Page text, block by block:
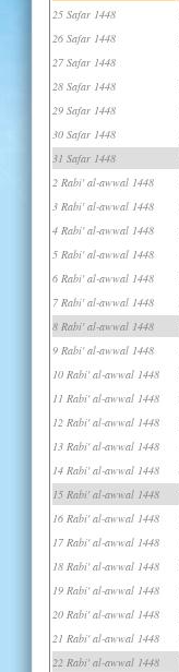
25 Safar 1448
26 Safar 1448
27 Safar 1448
28 Safar 1448
29 Safar 1448
30 Safar 1448
31 Safar 1448
2 Rabi' al-awwal 1448
3 Rabi' al-awwal 1448
4 Rabi' al-awwal 1448
5 Rabi' al-awwal 1448
6 Rabi' al-awwal 1448
7 Rabi' al-awwal 1448
8 Rabi' al-awwal 1448
9 Rabi' al-awwal 1448
10 Rabi' al-awwal 1448
11 Rabi' al-awwal 1448
12 Rabi' al-awwal 1448
13 Rabi' al-awwal 1448
14 Rabi' al-awwal 1448
15 Rabi' al-awwal 1448
16 Rabi' al-awwal 1448
17 Rabi' al-awwal 1448
18 Rabi' al-awwal 1448
19 Rabi' al-awwal 1448
20 Rabi' al-awwal 1448
21 Rabi' al-awwal 1448
22 Rabi' al-awwal 1448